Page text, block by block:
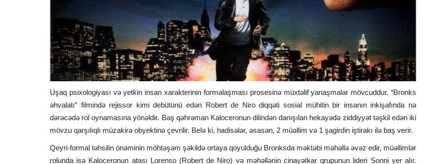
Uşaq psixologiyası və yetkin insan xarakterinin formalaşması prosesinə müxtəlif yanaşmalar mövcuddur. “Bronks
əhvalatı” filmində rejissor kimi debütünü edən Robert de Niro diqqəti sosial mühitin bir insanın inkişafında nə
dərəcədə rol oynamasına yönəldir. Baş qəhrəman Kaloceronun dilindən danışılan hekayədə ziddiyyət təşkil edən iki
mövzu qarşılıqlı müzakirə obyektinə çevrilir. Belə ki, hadisələr, əsasən, 2 müəllim və 1 şagirdin iştirakı ilə baş verir.
Qeyri-formal təhsilin önəminin möhtəşəm şəkildə ortaya qoyulduğu Bronksda məktəbi məhəllə əvəz edir, müəllimlər
rolunda isə Kaloceronun atası Lorenso (Robert de Niro) və məhəllənin cinayətkar qrupunun lideri Sonni yer alır.